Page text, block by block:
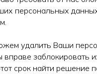
персональных
удалить Ваши
вправе заблокировать
срок найти решение